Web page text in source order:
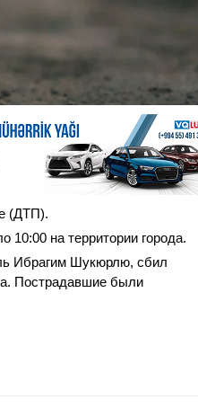
(ДТП).
10:00 на территории города.
Ибрагим Шукюрлю, сбил
Пострадавшие были